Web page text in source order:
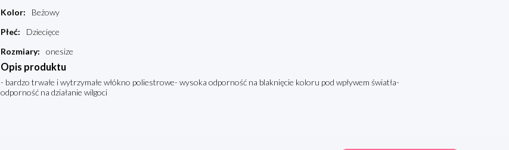
Kolor:
Beżowy
Płeć:
Dziecięce
Rozmiary: onesize
Opis produktu
- bardzo trwałe i wytrzymałe włókno poliestrowe- wysoka odporność na blaknięcie koloru pod wpływem światła-
odporność na działanie wilgoci